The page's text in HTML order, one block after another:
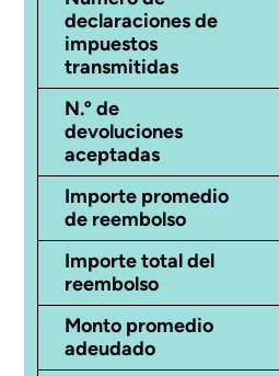
declaraciones de
impuestos
transmitidas
N.º de
devoluciones
aceptadas
Importe promedio
de reembolso
Importe total del
reembolso
Monto promedio
adeudado